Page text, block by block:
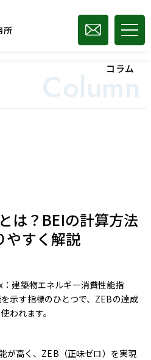
所
コラム
は？BEIの計算方法
やすく解説
建築物エネルギー消費性能指
示す指標のひとつで、ZEBの達成
われます。
が高く、ZEB（正味ゼロ）を実現